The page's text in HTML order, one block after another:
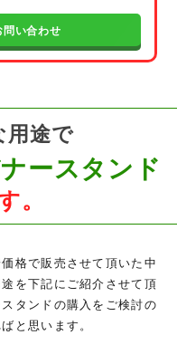
い合わせ
用途で
ースタンド
。
格で販売させて頂いた中
を下記にご紹介させて頂
タンドの購入をご検討の
と思います。